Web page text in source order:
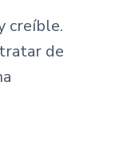
creíble.
de